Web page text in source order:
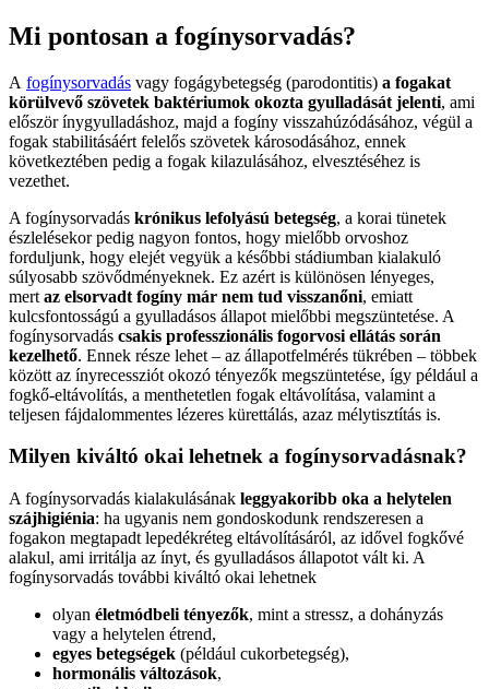
Mi pontosan a fogínysorvadás?
A fogínysorvadás vagy fogágybetegség (parodontitis) a fogakat
körülvevő szövetek baktériumok okozta gyulladását jelenti, ami
először ínygyulladáshoz, majd a fogíny visszahúzódásához, végül a
fogak stabilitásáért felelős szövetek károsodásához, ennek
következtében pedig a fogak kilazulásához, elvesztéséhez is
vezethet.
A fogínysorvadás krónikus lefolyású betegség, a korai tünetek
észlelésekor pedig nagyon fontos, hogy mielőbb orvoshoz
forduljunk, hogy elejét vegyük a későbbi stádiumban kialakuló
súlyosabb szövődményeknek. Ez azért is különösen lényeges,
mert az elsorvadt fogíny már nem tud visszanőni, emiatt
kulcsfontosságú a gyulladásos állapot mielőbbi megszüntetése. A
fogínysorvadás csakis professzionális fogorvosi ellátás során
kezelhető. Ennek része lehet – az állapotfelmérés tükrében – többek
között az ínyrecessziót okozó tényezők megszüntetése, így például a
fogkő-eltávolítás, a menthetetlen fogak eltávolítása, valamint a
teljesen fájdalommentes lézeres kürettálás, azaz mélytisztítás is.
Milyen kiváltó okai lehetnek a fogínysorvadásnak?
A fogínysorvadás kialakulásának leggyakoribb oka a helytelen
szájhigiénia: ha ugyanis nem gondoskodunk rendszeresen a
fogakon megtapadt lepedékréteg eltávolításáról, az idővel fogkővé
alakul, ami irritálja az ínyt, és gyulladásos állapotot vált ki. A
fogínysorvadás további kiváltó okai lehetnek
olyan életmódbeli tényezők, mint a stressz, a dohányzás
vagy a helytelen étrend,
egyes betegségek (például cukorbetegség),
hormonális változások,